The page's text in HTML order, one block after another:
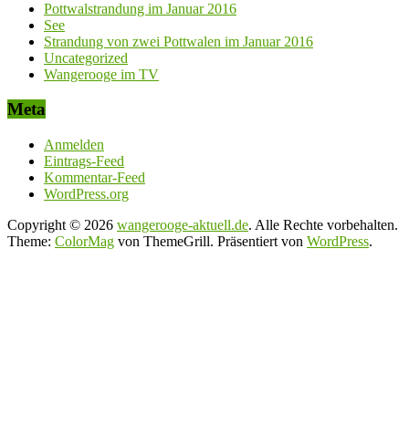
Pottwalstrandung im Januar 2016
See
Strandung von zwei Pottwalen im Januar 2016
Uncategorized
Wangerooge im TV
Meta
Anmelden
Eintrags-Feed
Kommentar-Feed
WordPress.org
Copyright © 2026 wangerooge-aktuell.de. Alle Rechte vorbehalten.
Theme: ColorMag von ThemeGrill. Präsentiert von WordPress.